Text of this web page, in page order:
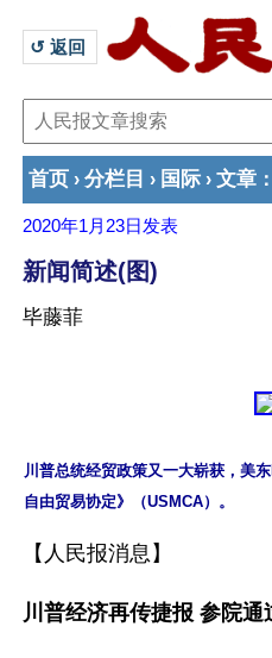
↺ 返回
首页 › 分栏目 › 国际 › 文章 ：
2020年1月23日 发表
新闻简述(图)
毕藤菲
川普总统经贸政策又一大崭获，美
【人民报消息】
川普经济再传捷报 参院通